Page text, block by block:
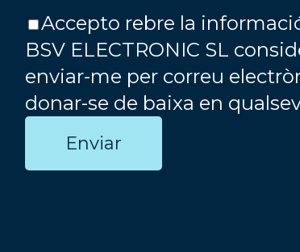
Accepto rebre la
BSV ELECTRONIC SL
enviar-me per correu
donar-se de baixa en